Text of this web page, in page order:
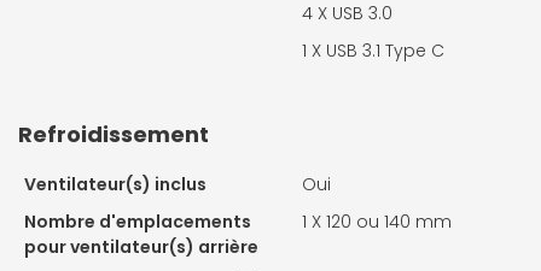
4 X USB 3.0
1 X USB 3.1 Type C
Refroidissement
Ventilateur(s) inclus
Oui
Nombre d'emplacements
pour ventilateur(s) arrière
1 X 120 ou 140 mm